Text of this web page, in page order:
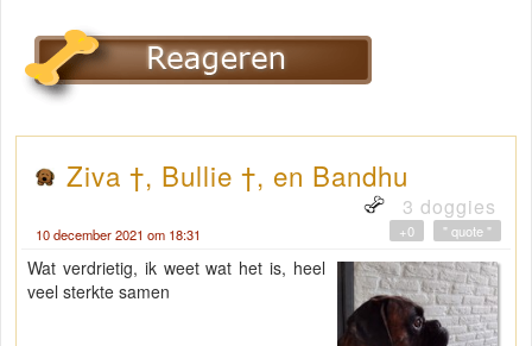
Ziva †, Bullie †, en Bandhu
3 doggies
10 december 2021 om 18:31 " quote "
+0
Wat verdrietig, ik weet wat het is, heel
veel sterkte samen